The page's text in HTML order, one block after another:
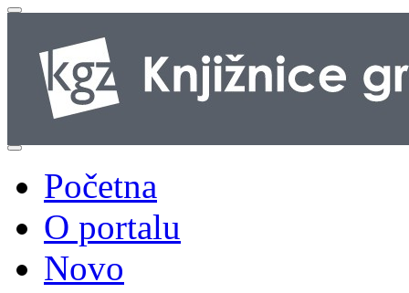
Početna
O portalu
Novo